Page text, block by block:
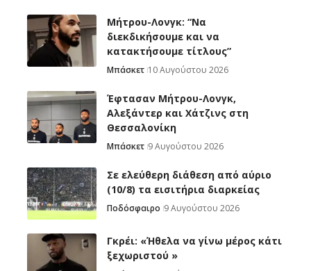
Μήτρου-Λονγκ: “Nα
διεκδικήσουμε και να
κατακτήσουμε τίτλους”
Μπάσκετ 10 Αυγούστου 2026
Έφτασαν Μήτρου-Λονγκ,
Αλεξάντερ και Χάτζινς στη
Θεσσαλονίκη
Μπάσκετ 9 Αυγούστου 2026
Σε ελεύθερη διάθεση από αύριο
(10/8) τα εισιτήρια διαρκείας
Ποδόσφαιρο 9 Αυγούστου 2026
Γκρέι: «Ήθελα να γίνω μέρος κάτι
ξεχωριστού »